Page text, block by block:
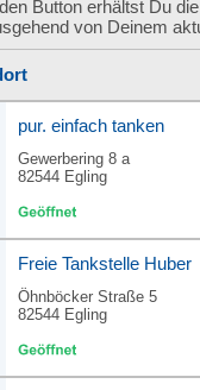
Button erhältst Du
von Deinem
pur. einfach tanken
Gewerbering 8 a
82544 Egling
Freie Tankstelle Huber
Öhnböcker Straße 5
82544 Egling